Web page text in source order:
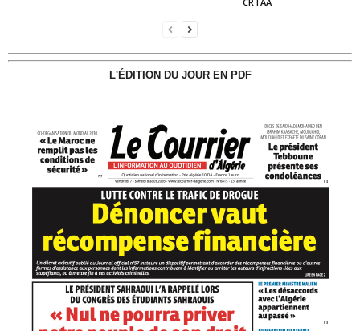
L'ÉDITION DU JOUR EN PDF